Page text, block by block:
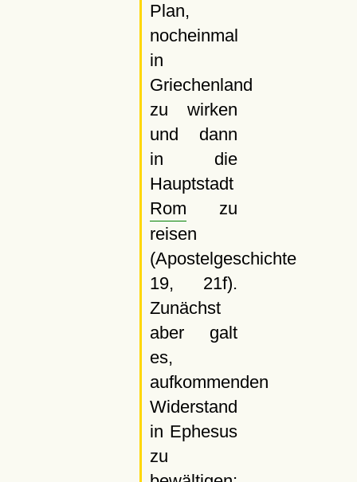
Plan,
nocheinmal
in
Griechenland
zu wirken
und dann
in die
Hauptstadt
Rom zu
reisen
(Apostelgeschichte
19, 21f).
Zunächst
aber galt
es,
aufkommenden
Widerstand
in Ephesus
zu